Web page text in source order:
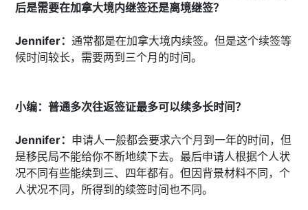
后是需要在加拿大境内继签还是离境继签？
Jennifer： 通常都是在加拿大境内续签。但是这个续签等
候时间较长，需要两到三个月的时间。
小编：普通多次往返签证最多可以续多长时间？
Jennifer： 申请人一般都会要求六个月到一年的时间，但
是移民局不能给你不断地续下去。最后申请人根据个人状
况不同有些能续到三、四年都有。但因背景材料不同，个
人状况不同，所得到的续签时间也不同。